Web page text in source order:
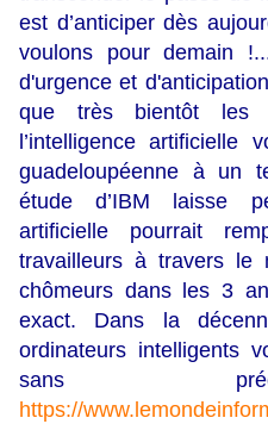
est d’anticiper dès
voulons pour demain
d'urgence et
que très bientôt les
l’intelligence artificielle
guadeloupéenne à un
étude d’IBM laisse
artificielle pourrait
travailleurs à travers le
chômeurs dans les 3
exact. Dans la
ordinateurs intelligents
sans
https://